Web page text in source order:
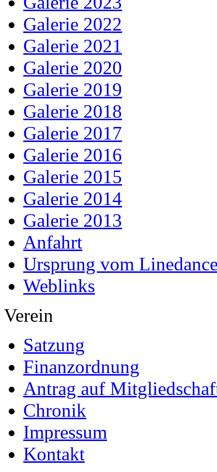
Galerie 2022
Galerie 2021
Galerie 2020
Galerie 2019
Galerie 2018
Galerie 2017
Galerie 2016
Galerie 2015
Galerie 2014
Galerie 2013
Anfahrt
Ursprung vom
Weblinks
Verein
Satzung
Finanzordnung
Antrag auf
Chronik
Impressum
Kontakt